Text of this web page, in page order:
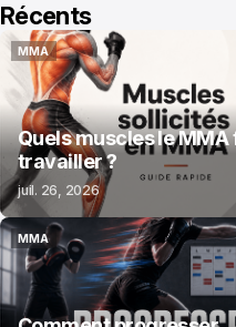
Récents
MMA
MMA
Quels muscles le
travailler ?
juil. 26, 2026
MMA
MMA